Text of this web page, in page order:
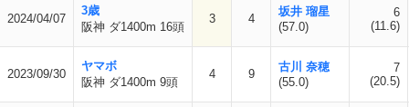
2024/04/07
3歳
阪神 ダ1400m 16頭
3 4
坂井 瑠星
(57.0)
6
(11.6)
2023/09/30
ヤマボ
阪神 ダ1400m 9頭
4 9
古川 奈穂
(55.0)
7
(20.5)